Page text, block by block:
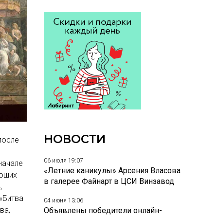
НОВОСТИ
06 июля 19:07
«Летние каникулы» Арсения Власова
в галерее Файнарт в ЦСИ Винзавод
04 июня 13:06
Объявлены победители онлайн-